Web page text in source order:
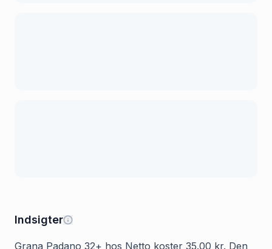
Indsigter
Grana Padano 32+ hos Netto koster 35.00 kr. Den